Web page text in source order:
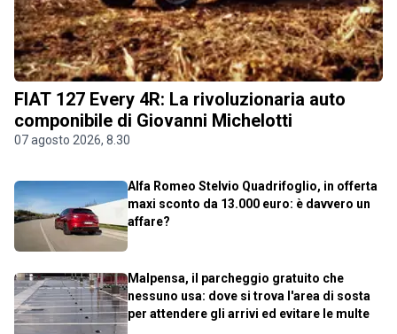
FIAT 127 Every 4R: La rivoluzionaria auto
componibile di Giovanni Michelotti
07 agosto 2026, 8.30
Alfa Romeo Stelvio Quadrifoglio, in offerta
maxi sconto da 13.000 euro: è davvero un
affare?
Malpensa, il parcheggio gratuito che
nessuno usa: dove si trova l'area di sosta
per attendere gli arrivi ed evitare le multe